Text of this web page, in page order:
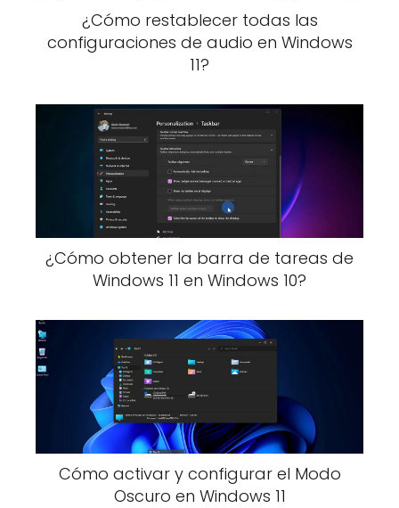
¿Cómo restablecer todas las
configuraciones de audio en Windows
11?
¿Cómo obtener la barra de tareas de
Windows 11 en Windows 10?
Cómo activar y configurar el Modo
Oscuro en Windows 11